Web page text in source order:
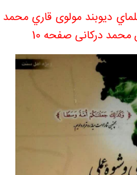
ديوبند مولوی قاري محمد
درکانی صفحه 10